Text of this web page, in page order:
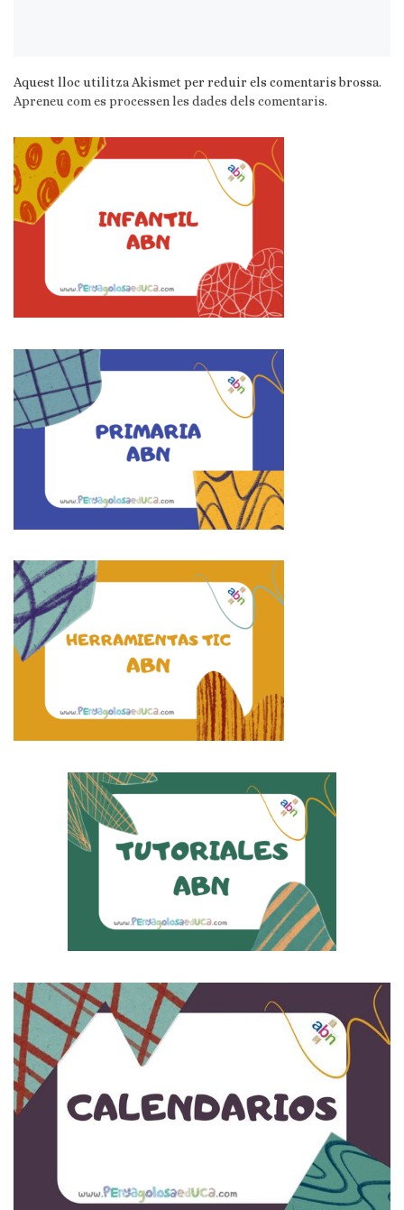
Aquest lloc utilitza Akismet per reduir els comentaris brossa.
Apreneu com es processen les dades dels comentaris.